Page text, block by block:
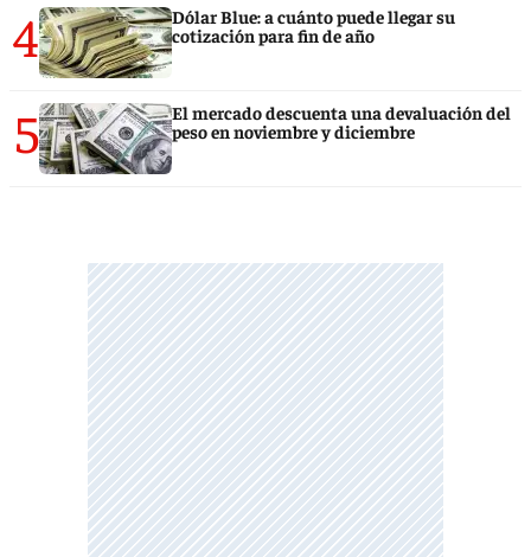
4
Dólar Blue: a cuánto puede llegar su
cotización para fin de año
5
El mercado descuenta una devaluación del
peso en noviembre y diciembre